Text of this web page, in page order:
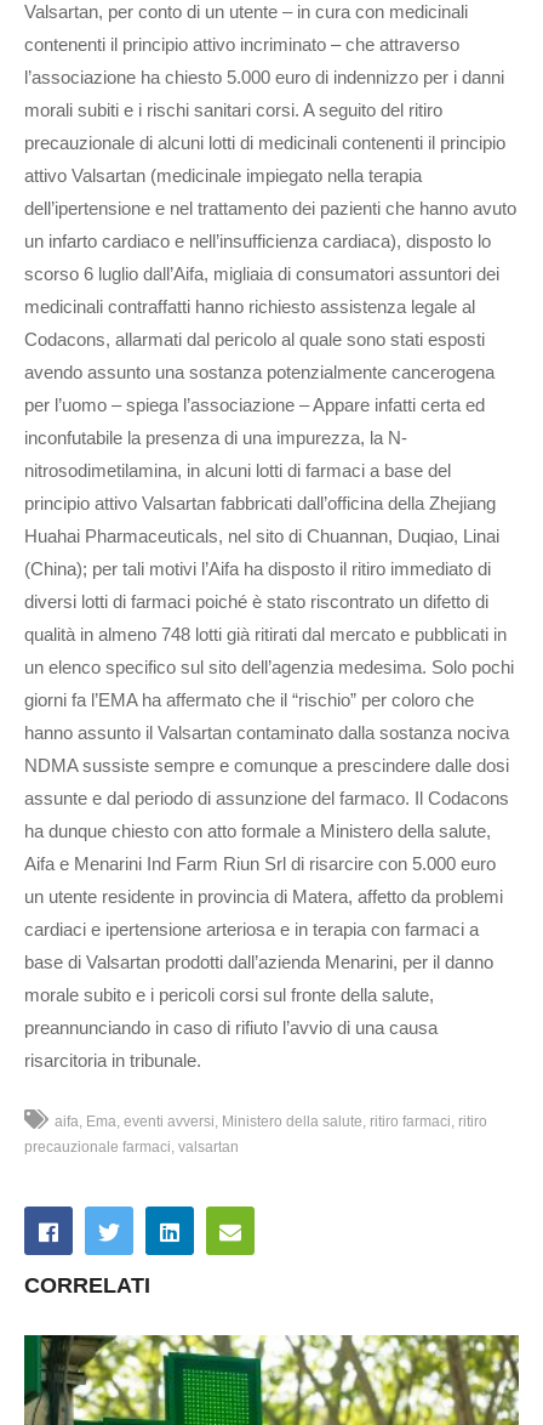
Valsartan, per conto di un utente – in cura con medicinali
contenenti il principio attivo incriminato – che attraverso
l’associazione ha chiesto 5.000 euro di indennizzo per i danni
morali subiti e i rischi sanitari corsi. A seguito del ritiro
precauzionale di alcuni lotti di medicinali contenenti il principio
attivo Valsartan (medicinale impiegato nella terapia
dell’ipertensione e nel trattamento dei pazienti che hanno avuto
un infarto cardiaco e nell’insufficienza cardiaca), disposto lo
scorso 6 luglio dall’Aifa, migliaia di consumatori assuntori dei
medicinali contraffatti hanno richiesto assistenza legale al
Codacons, allarmati dal pericolo al quale sono stati esposti
avendo assunto una sostanza potenzialmente cancerogena
per l’uomo – spiega l’associazione – Appare infatti certa ed
inconfutabile la presenza di una impurezza, la N-
nitrosodimetilamina, in alcuni lotti di farmaci a base del
principio attivo Valsartan fabbricati dall’officina della Zhejiang
Huahai Pharmaceuticals, nel sito di Chuannan, Duqiao, Linai
(China); per tali motivi l’Aifa ha disposto il ritiro immediato di
diversi lotti di farmaci poiché è stato riscontrato un difetto di
qualità in almeno 748 lotti già ritirati dal mercato e pubblicati in
un elenco specifico sul sito dell’agenzia medesima. Solo pochi
giorni fa l’EMA ha affermato che il “rischio” per coloro che
hanno assunto il Valsartan contaminato dalla sostanza nociva
NDMA sussiste sempre e comunque a prescindere dalle dosi
assunte e dal periodo di assunzione del farmaco. Il Codacons
ha dunque chiesto con atto formale a Ministero della salute,
Aifa e Menarini Ind Farm Riun Srl di risarcire con 5.000 euro
un utente residente in provincia di Matera, affetto da problemi
cardiaci e ipertensione arteriosa e in terapia con farmaci a
base di Valsartan prodotti dall’azienda Menarini, per il danno
morale subito e i pericoli corsi sul fronte della salute,
preannunciando in caso di rifiuto l’avvio di una causa
risarcitoria in tribunale.
aifa Ema eventi avversi Ministero della salute ritiro farmaci ritiro
precauzionale farmaci valsartan
CORRELATI